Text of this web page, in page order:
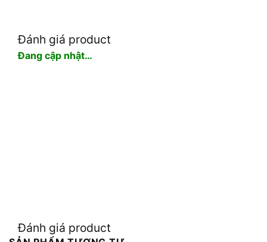
Đánh giá product
Đang cập nhật…
Đánh giá product